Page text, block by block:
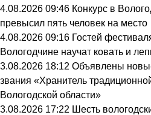
4.08.2026 09:46 Конкурс в
превысил пять человек на место
4.08.2026 09:16 Гостей
Вологодчине научат ковать и
3.08.2026 18:12 Объявлены
звания «Хранитель
Вологодской области»
3.08.2026 17:22 Шесть